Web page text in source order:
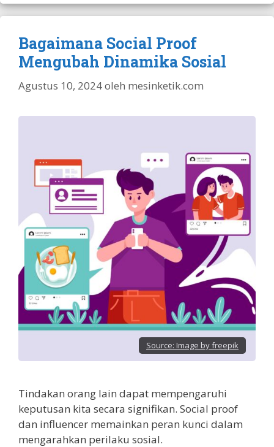
Bagaimana Social Proof
Mengubah Dinamika Sosial
Agustus 10, 2024oleh mesinketik.com
Source: Image by freepik
Tindakan orang lain dapat mempengaruhi
keputusan kita secara signifikan. Social proof
dan influencer memainkan peran kunci dalam
mengarahkan perilaku sosial.